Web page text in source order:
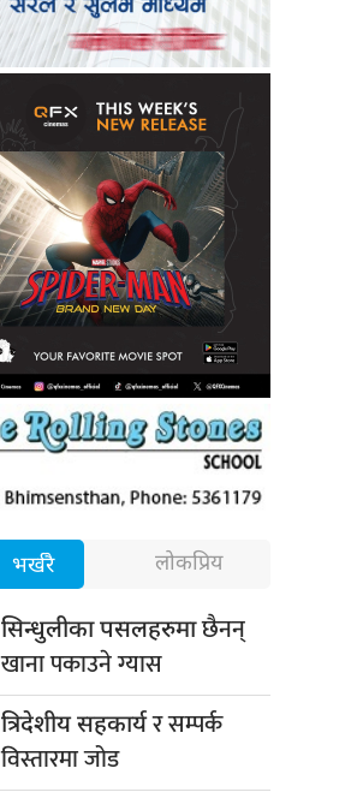
भर्खरै लोकप्रिय
सिन्धुलीका पसलहरुमाछैनन्
खाना पकाउने ग्यास
त्रिदेशीय सहकार्यर सम्पर्क
विस्तारमा जोड